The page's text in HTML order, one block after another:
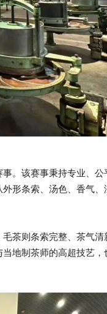
。该赛事秉持专业、公
形条索、汤色、香气、
茶则条索完整、茶气清
地制茶师的高超技艺，